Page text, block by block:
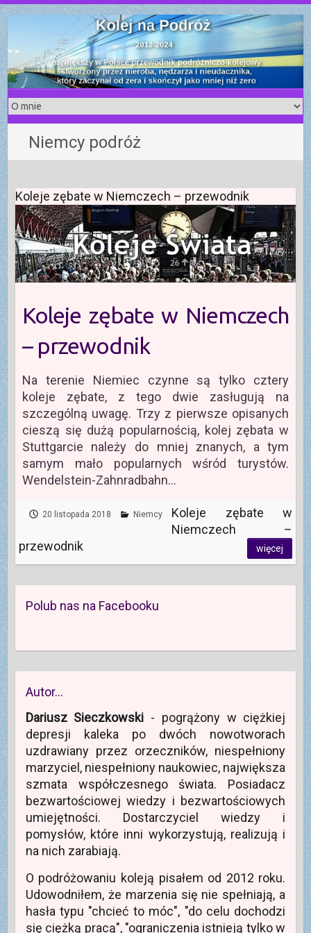
S
k
i
p
t
o
c
o
n
t
e
n
t
Niemcy podróż
Koleje zębate w Niemczech – przewodnik
Koleje zębate w Niemczech
– przewodnik
Na terenie Niemiec czynne są tylko cztery
koleje zębate, z tego dwie zasługują na
szczególną uwagę. Trzy z pierwsze opisanych
cieszą się dużą popularnością, kolej zębata w
Stuttgarcie należy do mniej znanych, a tym
samym mało popularnych wśród turystów.
Wendelstein-Zahnradbahn…
20 listopada 2018 Niemcy
Koleje zębate w
Niemczech –
przewodnik
więcej
Polub nas na Facebooku
Autor…
Dariusz Sieczkowski - pogrążony w ciężkiej
depresji kaleka po dwóch nowotworach
uzdrawiany przez orzeczników, niespełniony
marzyciel, niespełniony naukowiec, największa
szmata współczesnego świata. Posiadacz
bezwartościowej wiedzy i bezwartościowych
umiejętności. Dostarczyciel wiedzy i
pomysłów, które inni wykorzystują, realizują i
na nich zarabiają.
O podróżowaniu koleją pisałem od 2012 roku.
Udowodniłem, że marzenia się nie spełniają, a
hasła typu "chcieć to móc", "do celu dochodzi
się ciężką pracą", "ograniczenia istnieją tylko w